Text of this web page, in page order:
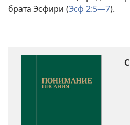
брата Эсфири (Эсф 2:5—7).